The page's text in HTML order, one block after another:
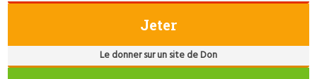
Jeter
Le donner sur un site de Don